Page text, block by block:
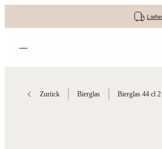
Menü öffnen
Zurück Bierglas Bierglas 44 cl 2